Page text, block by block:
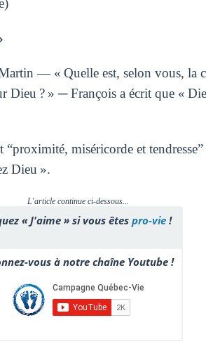
— « Quelle est, selon vous, la
Dieu ? » ─ François a écrit que «
miséricorde et
Dieu ».
L'article continue ci-dessous...
« J'aime » si vous êtes pro-vie !
vous à notre chaîne Youtube !